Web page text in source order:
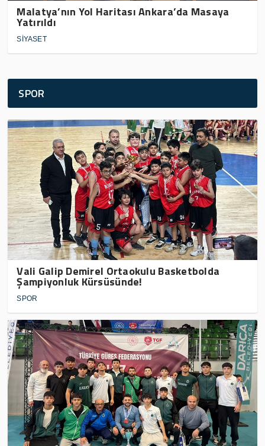
Malatya’nın Yol Haritası Ankara’da Masaya
Yatırıldı
SİYASET
SPOR
Vali Galip Demirel Ortaokulu Basketbolda
Şampiyonluk Kürsüsünde!
SPOR